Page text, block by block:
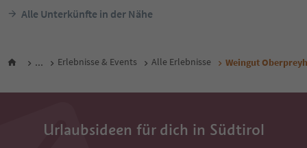
Alle Unterkünfte in der Nähe
... Erlebnisse & Events Alle Erlebnisse Weingut
Urlaubsideen für dich in Südtirol